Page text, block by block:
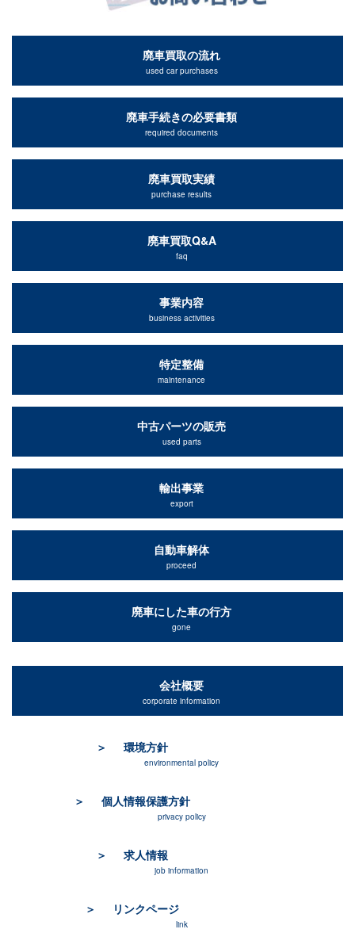
廃車買取の流れ
used car purchases
廃車手続きの必要書類
required documents
廃車買取実績
purchase results
廃車買取Q&A
faq
事業内容
business activities
特定整備
maintenance
中古パーツの販売
used parts
輸出事業
export
自動車解体
proceed
廃車にした車の行方
gone
会社概要
corporate information
環境方針
environmental policy
個人情報保護方針
privacy policy
求人情報
job information
リンクページ
link